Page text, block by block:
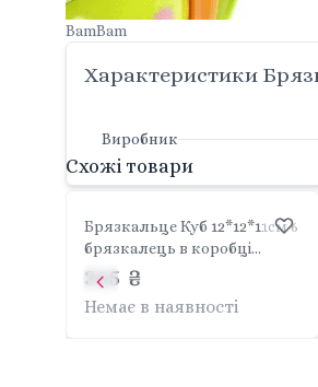
BamBam
Характеристики
Виробник
Схожі товари
Брязкальце Куб 12*12*11см 6
брязкалець в коробці
17*13*13см PL-724-80 країна
іграшок
315 ₴
Немає в наявності